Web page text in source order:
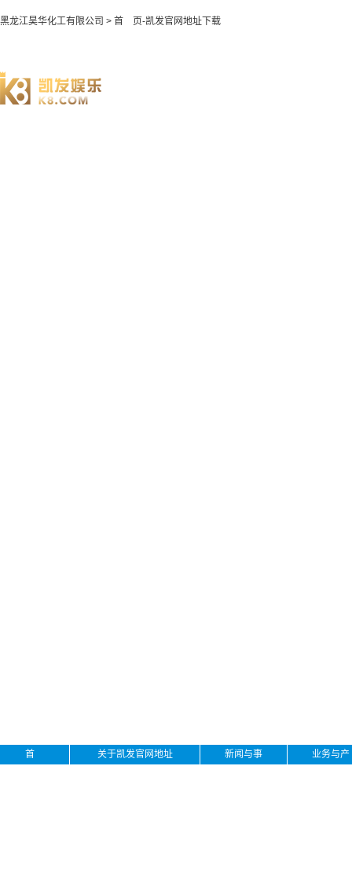
黑龙江昊华化工有限公司 > 首 页-凯发官网地址下载
首
关于凯发官网地址
新闻与事
业务与产